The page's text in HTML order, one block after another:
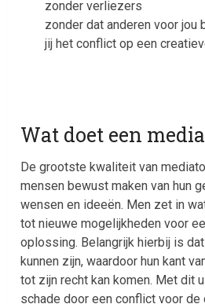
zonder verliezers
zonder dat anderen voor jou
jij het conflict op een
Wat doet een
De grootste kwaliteit van
mensen bewust maken van hun
wensen en ideeën. Men zet in
tot nieuwe mogelijkheden voor
oplossing. Belangrijk hierbij is
kunnen zijn, waardoor hun kant
tot zijn recht kan komen. Met dit
schade door een conflict voor